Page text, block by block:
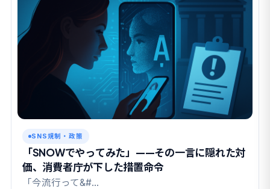
SNS規制・政策
「SNOWでやってみた」——その一言に隠れた対
価、消費者庁が下した措置命令
「今流行って&#…